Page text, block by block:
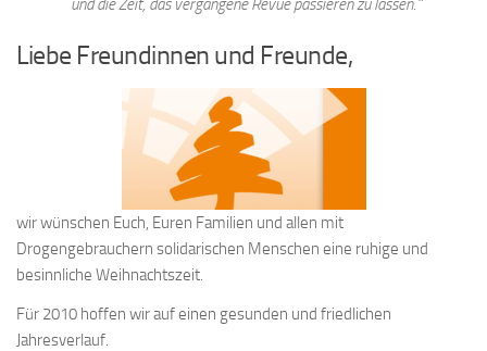
und die Zeit, das vergangene Revue passieren zu lassen.“
Liebe Freundinnen und Freunde,
wir wünschen Euch, Euren Familien und allen mit
Drogengebrauchern solidarischen Menschen eine ruhige und
besinnliche Weihnachtszeit.
Für 2010 hoffen wir auf einen gesunden und friedlichen
Jahresverlauf.